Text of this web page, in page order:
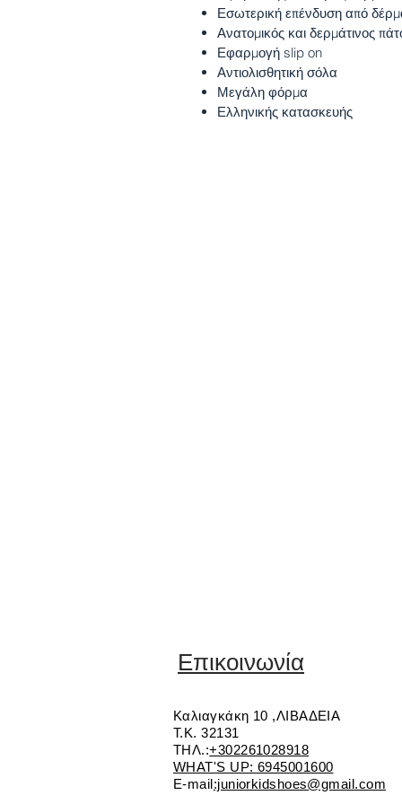
Εσωτερική επένδυση από
Ανατομικός και δερμάτινος
Εφαρμογή slip on
Αντιολισθητική σόλα
Μεγάλη φόρμα
Ελληνικής κατασκευής
Επικοινωνία
Καλιαγκάκη 10 ,ΛΙΒΑΔΕΙΑ
Τ.Κ. 32131
ΤΗΛ.:+302261028918
WHAT'S UP: 6945001600
E-mail:juniorkidshoes@gmail.com